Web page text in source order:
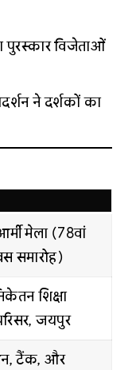
पुरस्कार विजेताओं
ने दर्शकों का
मेला (78वां
समारोह)
शिक्षा
जयपुर
टैंक, और